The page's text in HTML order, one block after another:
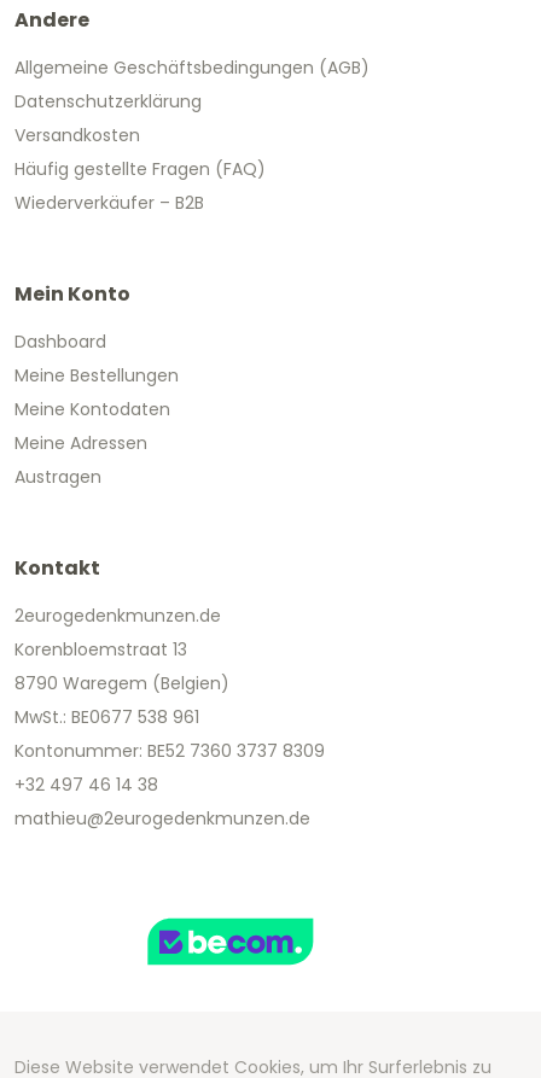
Andere
Allgemeine Geschäftsbedingungen (AGB)
Datenschutzerklärung
Versandkosten
Häufig gestellte Fragen (FAQ)
Wiederverkäufer – B2B
Mein Konto
Dashboard
Meine Bestellungen
Meine Kontodaten
Meine Adressen
Austragen
Kontakt
2eurogedenkmunzen.de
Korenbloemstraat 13
8790 Waregem (Belgien)
MwSt.: BE0677 538 961
Kontonummer: BE52 7360 3737 8309
+32 497 46 14 38
mathieu@2eurogedenkmunzen.de
Copyright 2026 We Can Do Better Online BV
Diese Website verwendet Cookies, um Ihr Surferlebnis zu